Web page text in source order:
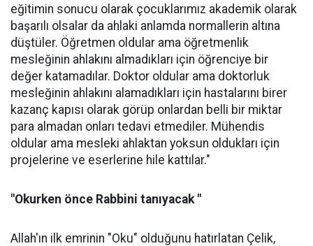
eğitimin sonucu olarak çocuklarımız akademik olarak
başarılı olsalar da ahlaki anlamda normallerin altına
düştüler. Öğretmen oldular ama öğretmenlik
mesleğinin ahlakını almadıkları için öğrenciye bir
değer katamadılar. Doktor oldular ama doktorluk
mesleğinin ahlakını alamadıkları için hastalarını birer
kazanç kapısı olarak görüp onlardan belli bir miktar
para almadan onları tedavi etmediler. Mühendis
oldular ama mesleki ahlaktan yoksun oldukları için
projelerine ve eserlerine hile kattılar."
"Okurken önce Rabbini tanıyacak "
Allah'ın ilk emrinin "Oku" olduğunu hatırlatan Çelik,